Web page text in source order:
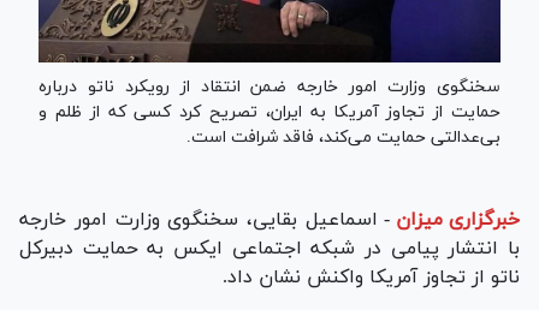
سخنگوی وزارت امور خارجه ضمن انتقاد از رویکرد ناتو درباره
حمایت از تجاوز آمریکا به ایران، تصریح کرد کسی که از ظلم و
بی‌عدالتی حمایت می‌کند، فاقد شرافت است.
خبرگزاری میزان - اسماعیل بقایی، سخنگوی وزارت امور خارجه
با انتشار پیامی در شبکه اجتماعی ایکس به حمایت دبیرکل
ناتو از تجاوز آمریکا واکنش نشان داد.